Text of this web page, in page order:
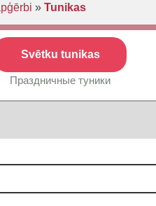
» Tunikas
Svētku tunikas
Праздничные туники